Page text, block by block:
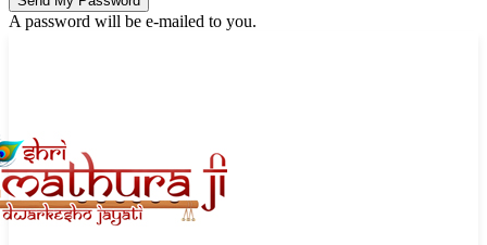
A password will be e-mailed to you.